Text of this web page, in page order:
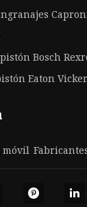
Bosch
Eaton
móvil